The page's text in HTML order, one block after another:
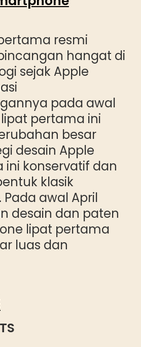
resmi
hangat di
sejak Apple
pada awal
lipat pertama ini
besar
desain Apple
ini konservatif dan
klasik
awal April
desain dan paten
lipat pertama
luas dan